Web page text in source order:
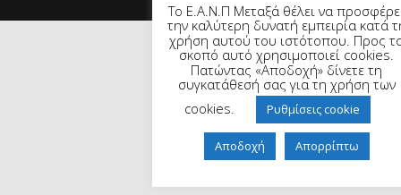
Το Ε.Α.Ν.Π Μεταξά θέλει να
την καλύτερη δυνατή εμπειρία κατά
χρήση αυτού του ιστότοπου. Προς
σκοπό αυτό χρησιμοποιεί cookies.
Πατώντας «Αποδοχή» δίνετε τη
συγκατάθεσή σας για τη χρήση των
cookies.
Ρυθμίσεις cookie
Αποδοχή Απορρίπτω